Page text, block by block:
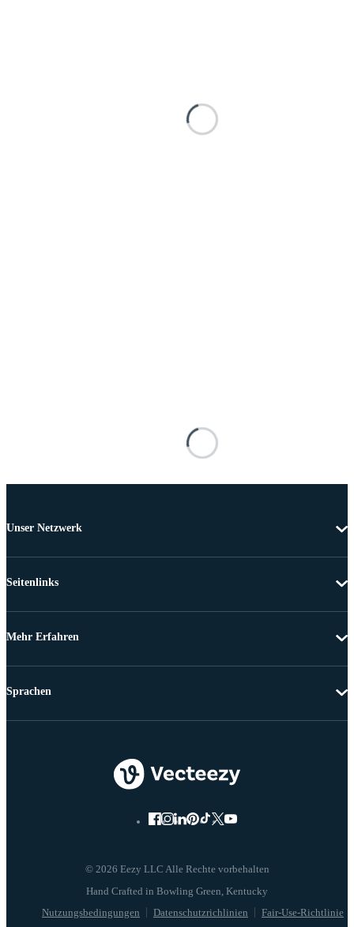
Unser Netzwerk
Seitenlinks
Mehr Erfahren
© 2026 Eezy LLC Alle Rechte vorbehalten
Nutzungsbedingungen Datenschutzrichlinien Fair-Use-Richtlinie
Sprachen